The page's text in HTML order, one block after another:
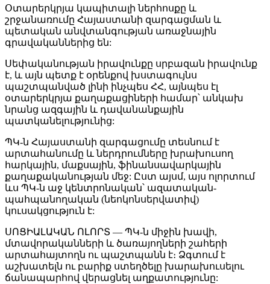
Օտարերկրյա կապիտալի ներհոսքը և
շրջանառումը Հայաստանի զարգացման և
պետական անվտանգության առաջնային
գրավականներից են:
Սեփականության իրավունքը սրբազան իրավունք
է, և այն պետք է օրենքով խստագույնս
պաշտպանված լինի ինչպես ՀՀ, այնպես էլ
օտարերկրյա քաղաքացիների համար՝ անկախ
նրանց ազգային և դավանանքային
պատկանելությունից:
ՊԿ-ն Հայաստանի զարգացումը տեսնում է
արտահանումը և ներդրումները խրախուսող
հարկային, մաքսային, ֆինանսավարկային
քաղաքականության մեջ: Ըստ այսմ, այս ոլորտում
ևս ՊԿ-ն աջ կենտրոնական՝ ազատական-
պահպանողական (նեոկոնսերվատիվ)
կուսակցություն է:
ՍՈՑԻԱԼԱԿԱՆ ՈԼՈՐՏ — ՊԿ-ն միջին խավի,
մտավորականների և ծառայողների շահերի
արտահայտողն ու պաշտպանն է։ Ձգտում է
աշխատելն ու բարիք ստեղծելը խարախուսելու
ճանապարհով վերացնել աղքատությունը: